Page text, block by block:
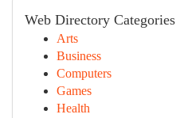
Web Directory Categories
Arts
Business
Computers
Games
Health